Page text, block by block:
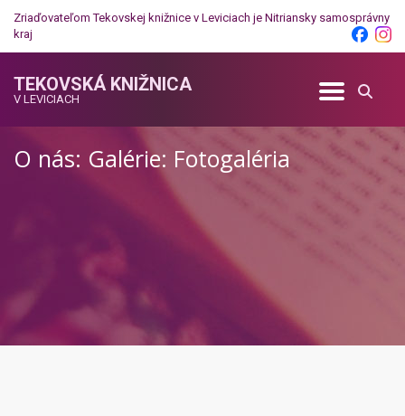
Zriaďovateľom Tekovskej knižnice v Leviciach je Nitriansky samosprávny
kraj
TEKOVSKÁ KNIŽNICA
V LEVICIACH
O nás: Galérie: Fotogaléria